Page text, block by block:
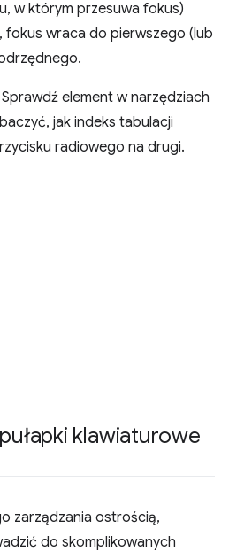
w którym przesuwa fokus)
wraca do pierwszego (lub
element w narzędziach
jak indeks tabulacji
radiowego na drugi.
klawiaturowe
zarządzania ostrością,
do skomplikowanych